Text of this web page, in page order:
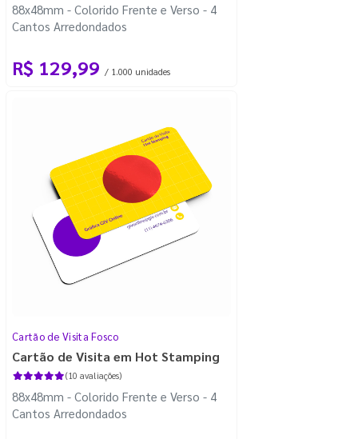
88x48mm - Colorido Frente e Verso - 4
Cantos Arredondados
R$ 129,99 / 1.000 unidades
Cartão de Visita Fosco
Cartão de Visita em Hot Stamping
(10 avaliações)
88x48mm - Colorido Frente e Verso - 4
Cantos Arredondados